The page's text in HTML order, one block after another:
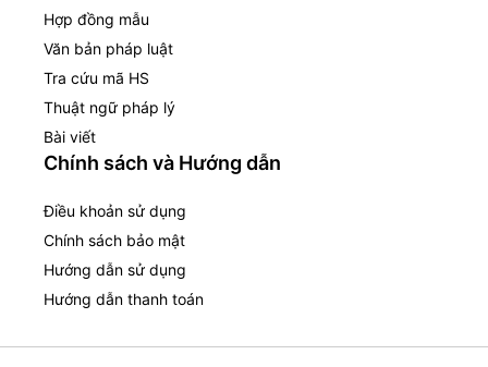
Hợp đồng mẫu
Văn bản pháp luật
Tra cứu mã HS
Thuật ngữ pháp lý
Bài viết
Chính sách và Hướng dẫn
Điều khoản sử dụng
Chính sách bảo mật
Hướng dẫn sử dụng
Hướng dẫn thanh toán